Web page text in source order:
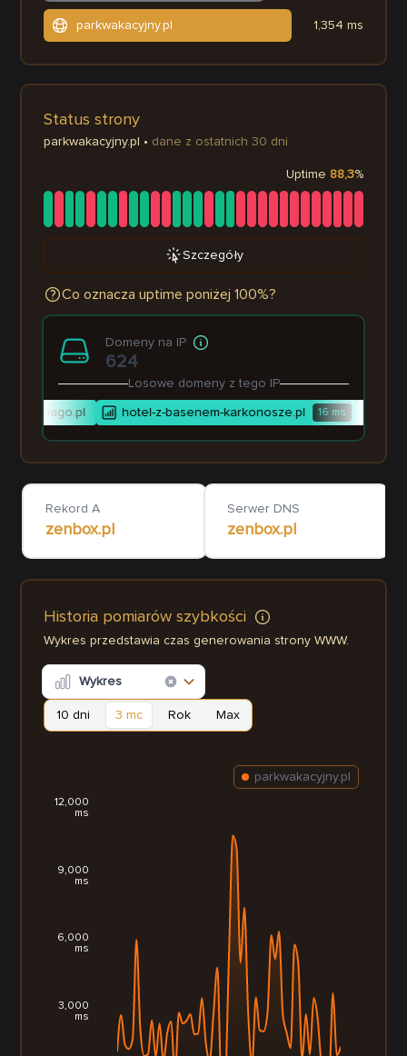
parkwakacyjny.pl 1,354 ms
Status strony
parkwakacyjny.pl • dane z ostatnich 30 dni
Uptime 88,3%
Szczegóły
Co oznacza uptime poniżej 100%?
Domeny na IP
624
Losowe domeny z tego IP
mago.pl hotel-z-basenem-karkonosze.pl 16ms
Rekord A
zenbox.pl
Serwer DNS
zenbox.pl
Historia pomiarów szybkości
Wykres przedstawia czas generowania strony WWW.
Wykres
10 dni 3 mc Rok Max
3,000
ms
6,000
ms
9,000
ms
12,000
ms
parkwakacyjny.pl